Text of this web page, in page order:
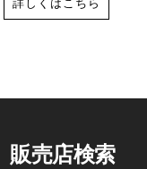
詳しくはこちら
販売店検索